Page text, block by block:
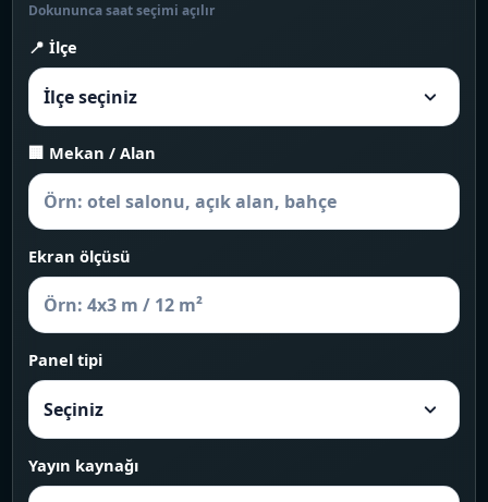
Dokununca saat seçimi açılır
📍 İlçe
🏢 Mekan / Alan
Ekran ölçüsü
Panel tipi
Yayın kaynağı